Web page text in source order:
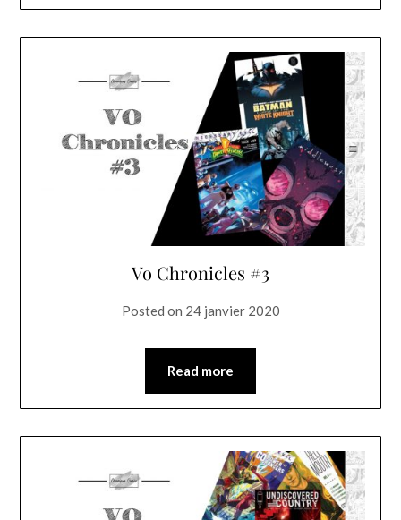
Vo Chronicles #3
Posted on 24 janvier 2020
Read more